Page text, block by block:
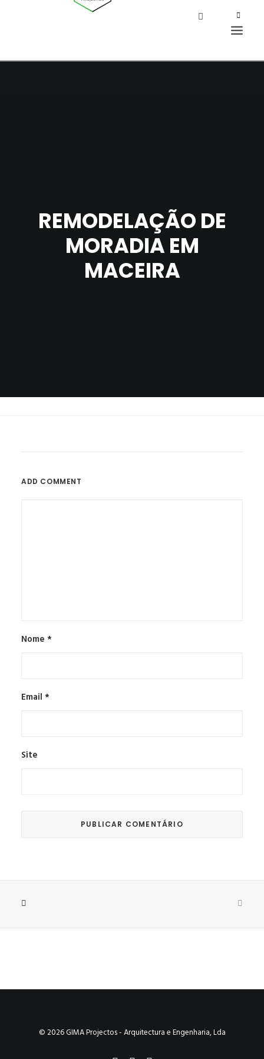
REMODELAÇÃO DE
MORADIA EM
MACEIRA
ADD COMMENT
Nome *
Email *
Site
© 2026 GIMA Projectos - Arquitectura e Engenharia, Lda